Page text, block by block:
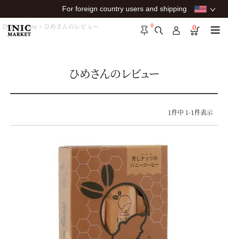
For foreign country users and shipping
0 0
INIC coffee ひめさんのレビュー
ひめさんのレビュー
1件中 1-1件表示